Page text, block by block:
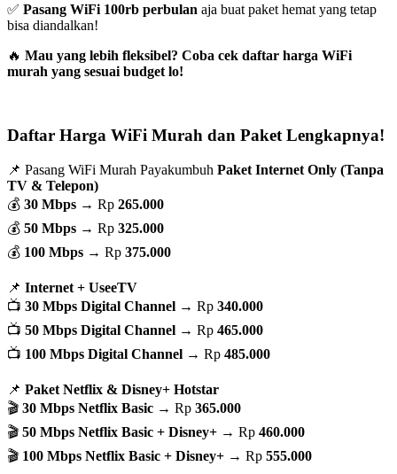
✅ Pasang WiFi 100rb perbulan aja buat paket hemat yang tetap
bisa diandalkan!
🔥 Mau yang lebih fleksibel? Coba cek daftar harga WiFi
murah yang sesuai budget lo!
Daftar Harga WiFi Murah dan Paket Lengkapnya!
📌 Pasang WiFi Murah Payakumbuh Paket Internet Only (Tanpa
TV & Telepon)
💰 30 Mbps → Rp 265.000
💰 50 Mbps → Rp 325.000
💰 100 Mbps → Rp 375.000
📌 Internet + UseeTV
📺 30 Mbps Digital Channel → Rp 340.000
📺 50 Mbps Digital Channel → Rp 465.000
📺 100 Mbps Digital Channel → Rp 485.000
📌 Paket Netflix & Disney+ Hotstar
🎬 30 Mbps Netflix Basic → Rp 365.000
🎬 50 Mbps Netflix Basic + Disney+ → Rp 460.000
🎬 100 Mbps Netflix Basic + Disney+ → Rp 555.000